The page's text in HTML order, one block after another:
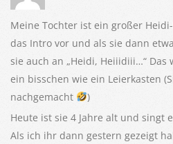
Meine Tochter ist ein großer
das Intro vor und als sie dann
sie auch an „Heidi, Heiiidiii…“
ein bisschen wie ein Leierkasten
nachgemacht
)
Heute ist sie 4 Jahre alt und singt
Als ich ihr dann gestern gezeigt